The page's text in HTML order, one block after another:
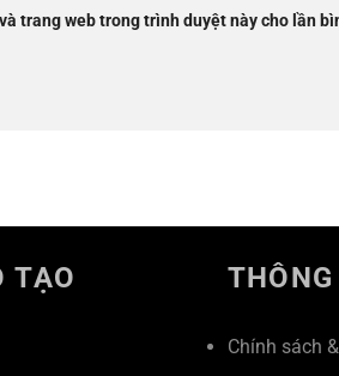
trang web trong trình duyệt này cho lần
TẠO
Chính sách